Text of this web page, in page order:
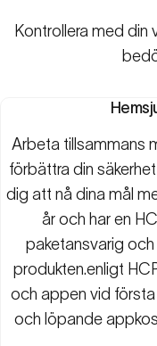
Kontrollera med din
Arbeta tillsammans
förbättra din
dig att nå dina mål
år och har en
paketansvarig
produkten.enligt
och appen vid
och löpande